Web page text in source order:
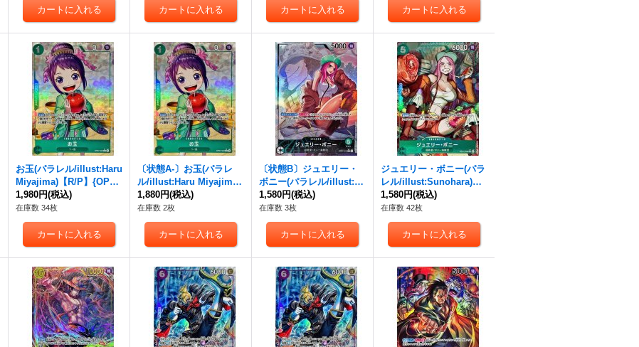
お玉(パラレル/illust:Haru
Miyajima)【R/P】{OP07-
022}
1,980円(税込)
在庫数 34枚
〔状態A-〕お玉(パラレ
ル/illust:Haru Miyajima)
【R/P】{OP07-022}
1,880円(税込)
在庫数 2枚
〔状態B〕ジュエリー・
ボニー(パラレル/illust:Ry
uda)【L/P】{OP07-019}
1,580円(税込)
在庫数 3枚
ジュエリー・ボニー(パラ
レル/illust:Sunohara)
【SR/P】{OP07-026}
1,580円(税込)
在庫数 42枚